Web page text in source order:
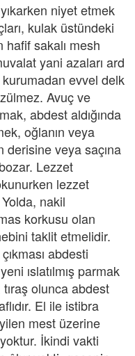
niyet etmek
kulak üstündeki
hafif sakalı mesh
yani azaları ard
kurumadan evvel delk
Avuç ve
abdest aldığında
oğlanın veya
derisine veya saçına
Lezzet
lezzet
nakil
korkusu olan
taklit etmelidir.
abdesti
ıslatılmış parmak
olunca abdest
El ile istibra
mest üzerine
İkindi vakti